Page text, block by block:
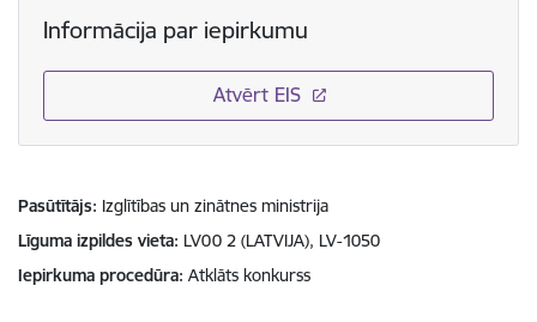
Informācija par iepirkumu
Atvērt EIS
Pasūtītājs Izglītības un zinātnes ministrija
Līguma izpildes vieta LV00 2 (LATVIJA), LV-1050
Iepirkuma procedūra Atklāts konkurss